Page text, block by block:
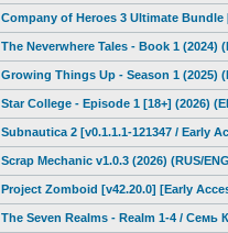
Company of Heroes 3 Ultimate Bundle
The Neverwhere Tales - Book 1 (2024)
Growing Things Up - Season 1 (2025)
Star College - Episode 1 [18+] (2026)
Subnautica 2 [v0.1.1.1-121347 / Early
Scrap Mechanic v1.0.3 (2026) (RUS/
Project Zomboid [v42.20.0] [Early
The Seven Realms - Realm 1-4 / Семь